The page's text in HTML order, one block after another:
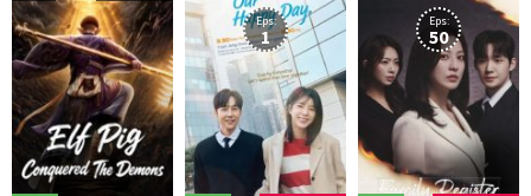
Eps:
1
Eps:
50